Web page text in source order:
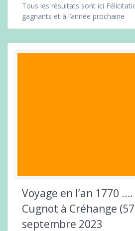
Tous les résultats sont ici
gagnants et à l’année prochaine
Voyage en l’an 1770
Cugnot à Créhange
septembre 2023